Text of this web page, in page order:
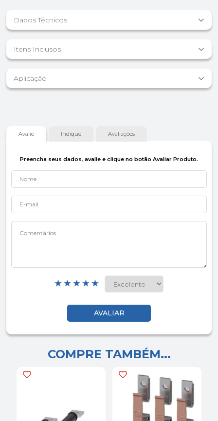
Dados Técnicos
Itens Inclusos
Aplicação
Avalie Indique Avaliações
Preencha seus dados, avalie e clique no botão Avaliar Produto.
COMPRE TAMBÉM...